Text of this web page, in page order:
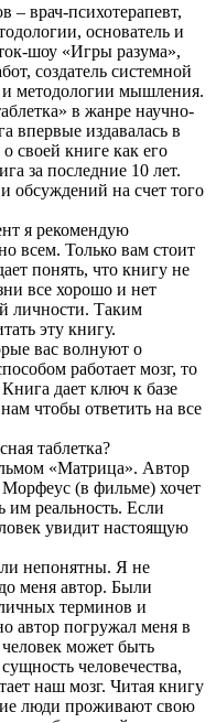
врач-психотерапевт,
основатель и
шоу «Игры разума»,
создатель системной
и методологии мышления.
в жанре научно-
впервые издавалась в
своей книге как его
за последние 10 лет.
обсуждений на счет того
я рекомендую
всем. Только вам стоит
понять, что книгу не
все хорошо и нет
личности. Таким
эту книгу.
вас волнуют о
работает мозг, то
дает ключ к базе
чтобы ответить на все
таблетка?
«Матрица». Автор
Морфеус (в фильме) хочет
им реальность. Если
увидит настоящую
непонятны. Я не
меня автор. Были
терминов и
автор погружал меня в
может быть
человечества,
наш мозг. Читая книгу
люди проживают свою